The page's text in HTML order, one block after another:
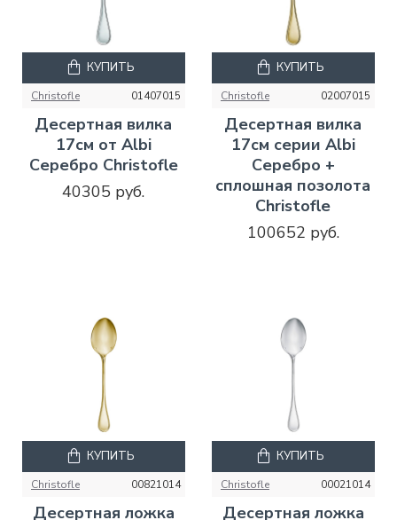
Christofle 01407015
Десертная вилка
17см от Albi
Серебро Christofle
40305 руб.
КУПИТЬ
Christofle 02007015
Десертная вилка
17см серии Albi
Серебро +
сплошная позолота
Christofle
100652 руб.
КУПИТЬ
Christofle 00821014
Десертная ложка
КУПИТЬ
Christofle 00021014
Десертная ложка
КУПИТЬ